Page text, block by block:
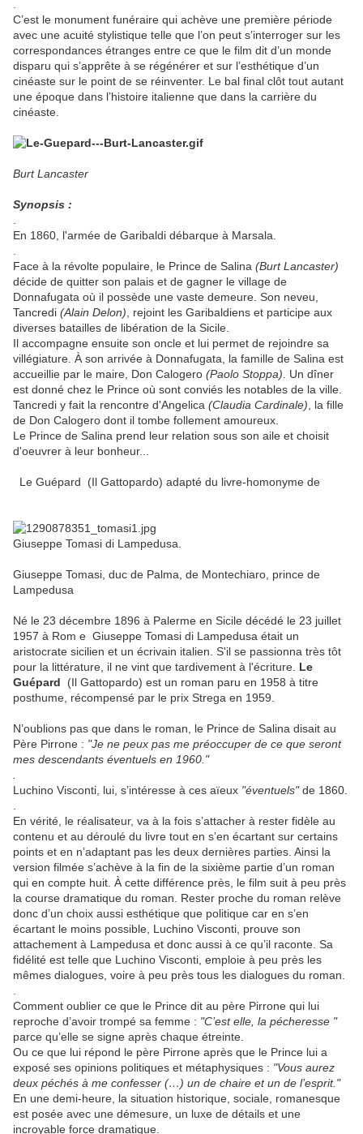
C’est le monument funéraire qui achève une première période
avec une acuité stylistique telle que l’on peut s’interroger sur les
correspondances étranges entre ce que le film dit d’un monde
disparu qui s’apprête à se régénérer et sur l’esthétique d’un
cinéaste sur le point de se réinventer. Le bal final clôt tout autant
une époque dans l’histoire italienne que dans la carrière du
cinéaste.
Burt Lancaster
Synopsis :
En 1860, l'armée de Garibaldi débarque à Marsala.
Face à la révolte populaire, le Prince de Salina (Burt Lancaster)
décide de quitter son palais et de gagner le village de
Donnafugata où il possède une vaste demeure. Son neveu,
Tancredi (Alain Delon) , rejoint les Garibaldiens et participe aux
diverses batailles de libération de la Sicile.
Il accompagne ensuite son oncle et lui permet de rejoindre sa
villégiature. À son arrivée à Donnafugata, la famille de Salina est
accueillie par le maire, Don Calogero (Paolo Stoppa) . Un dîner
est donné chez le Prince où sont conviés les notables de la ville.
Tancredi y fait la rencontre d'Angelica (Claudia Cardinale) , la fille
de Don Calogero dont il tombe follement amoureux.
Le Prince de Salina prend leur relation sous son aile et choisit
d'oeuvrer à leur bonheur...
Le Guépard (Il Gattopardo) adapté du livre-homonyme de
Giuseppe Tomasi di Lampedusa.
Giuseppe Tomasi, duc de Palma, de Montechiaro, prince de
Lampedusa
Né le 23 décembre 1896 à Palerme en Sicile décédé le 23 juillet
1957 à Rom e Giuseppe Tomasi di Lampedusa était un
aristocrate sicilien et un écrivain italien. S'il se passionna très tôt
pour la littérature, il ne vint que tardivement à l'écriture. Le
Guépard (Il Gattopardo) est un roman paru en 1958 à titre
posthume, récompensé par le prix Strega en 1959.
N’oublions pas que dans le roman, le Prince de Salina disait au
Père Pirrone : "Je ne peux pas me préoccuper de ce que seront
mes descendants éventuels en 1960."
Luchino Visconti, lui, s’intéresse à ces aïeux "éventuels"de 1860.
En vérité, le réalisateur, va à la fois s’attacher à rester fidèle au
contenu et au déroulé du livre tout en s’en écartant sur certains
points et en n’adaptant pas les deux dernières parties. Ainsi la
version filmée s’achève à la fin de la sixième partie d’un roman
qui en compte huit. À cette différence près, le film suit à peu près
la course dramatique du roman. Rester proche du roman relève
donc d’un choix aussi esthétique que politique car en s’en
écartant le moins possible, Luchino Visconti, prouve son
attachement à Lampedusa et donc aussi à ce qu’il raconte. Sa
fidélité est telle que Luchino Visconti, emploie à peu près les
mêmes dialogues, voire à peu près tous les dialogues du roman.
Comment oublier ce que le Prince dit au père Pirrone qui lui
reproche d’avoir trompé sa femme : "C’est elle, la pécheresse "
parce qu’elle se signe après chaque étreinte.
Ou ce que lui répond le père Pirrone après que le Prince lui a
exposé ses opinions politiques et métaphysiques : "Vous aurez
deux péchés à me confesser (…) un de chaire et un de l’esprit."
En une demi-heure, la situation historique, sociale, romanesque
est posée avec une démesure, un luxe de détails et une
incroyable force dramatique.